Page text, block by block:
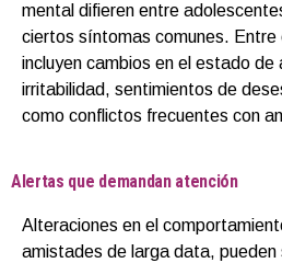
mental difieren entre
ciertos síntomas comunes. Entre
incluyen cambios en el estado
irritabilidad, sentimientos de
como conflictos frecuentes con
Alertas que demandan atención
Alteraciones en el
amistades de larga data,